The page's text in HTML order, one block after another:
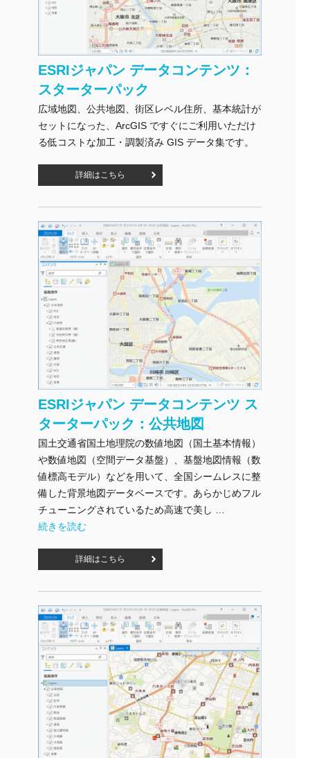
ESRIジャパン データコンテンツ：
スターターパック
広域地図、公共地図、街区レベル住所、基本統計が
セットになった、ArcGIS ですぐにご利用いただけ
る低コストな加工・調製済み GIS データ集です。
詳細はこちら
ESRIジャパン データコンテンツ ス
ターターパック：公共地図
国土交通省国土地理院の数値地図（国土基本情報）
や数値地図（空間データ基盤）、基盤地図情報（数
値標高モデル）などを用いて、全国シームレスに整
備した背景地図データベースです。あらかじめフル
チューニングされているため高速で美し …
"ESRIジャパン データコンテンツ スターターパック：公共地
続きを読む
詳細はこちら